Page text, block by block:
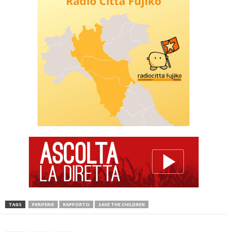
TAGS PERIFERIE RAPPORTO SAVE THE CHILDREN